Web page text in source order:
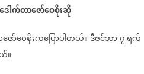
ဒေါက်တာဇော်ဝေစိုးဆို
ော်ဝေစိုးကပြောပါတယ်။ဒီဇင်ဘာ၇ရက်
။